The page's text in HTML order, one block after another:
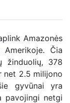
Amazonės
Čia
žinduolių, 378
net 2.5 milijono
gyvūnai yra
netgi